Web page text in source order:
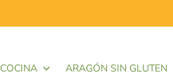
COCINA ARAGÓN SIN GLUTEN